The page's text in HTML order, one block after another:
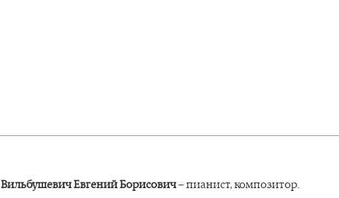
Вильбушевич Евгений Борисович– пианист, композитор.